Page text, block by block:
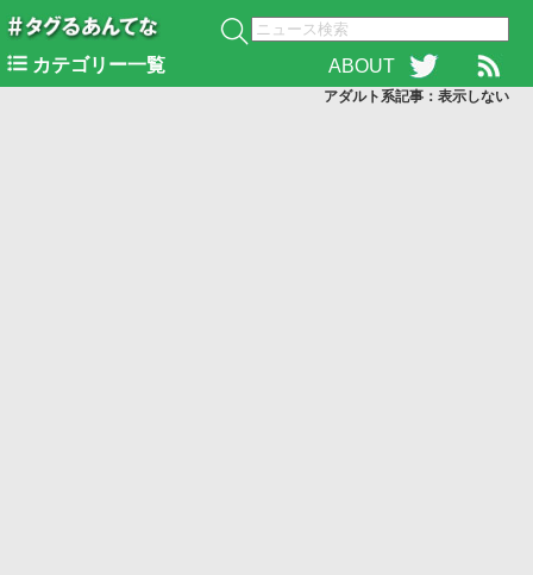
カテゴリー一覧 ABOUT
アダルト系記事：表示しない